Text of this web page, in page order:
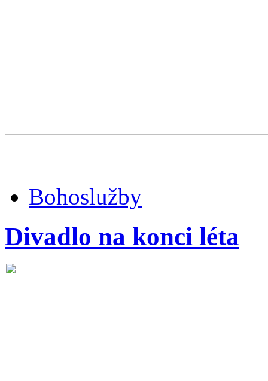
Bohoslužby
Divadlo na konci léta